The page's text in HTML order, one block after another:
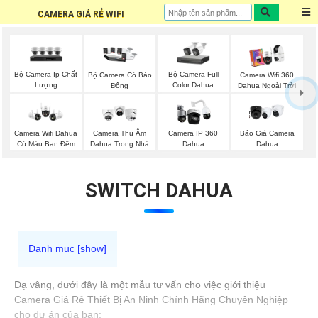
CAMERA GIÁ RẺ WIFI
Bộ Camera Ip Chất
Lượng
Bộ Camera Có Báo
Đông
Bộ Camera Full
Color Dahua
Camera Wifi 360
Dahua Ngoài Trời
Camera Wifi Dahua
Có Màu Ban Đêm
Camera Thu Âm
Dahua Trong Nhà
Camera IP 360
Dahua
Báo Giá Camera
Dahua
SWITCH DAHUA
Dạ vâng, dưới đây là một mẫu tư vấn cho việc giới thiệu
Camera Giá Rẻ Thiết Bị An Ninh Chính Hãng Chuyên Nghiệp
cho dự án của bạn: